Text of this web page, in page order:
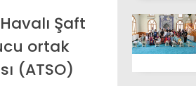
Şaft
ortak
(ATSO)